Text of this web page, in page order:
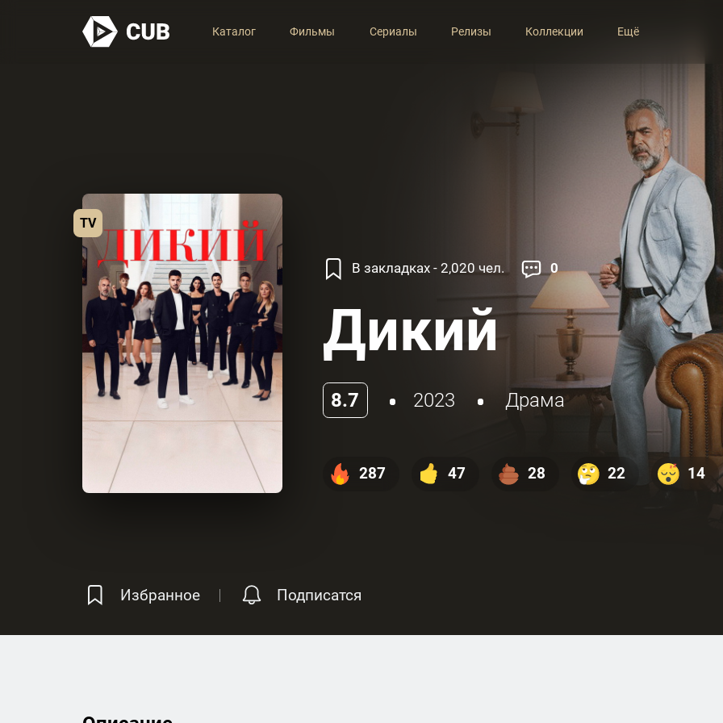
Каталог Фильмы Сериалы Релизы Коллекции Ещё
TV
В закладках - 2,020 чел. 0
Дикий
8.7 2023 Драма
287 47 28 22 14
Избранное Подписатся